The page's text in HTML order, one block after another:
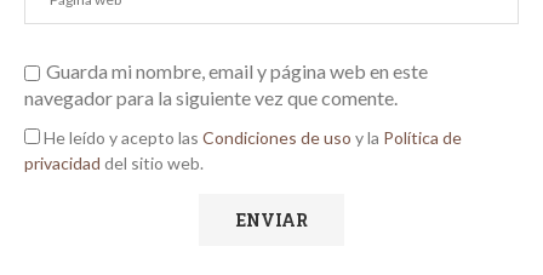
Guarda mi nombre, email y página web en este
navegador para la siguiente vez que comente.
He leído y acepto las Condiciones de uso y la Política de
privacidad del sitio web.